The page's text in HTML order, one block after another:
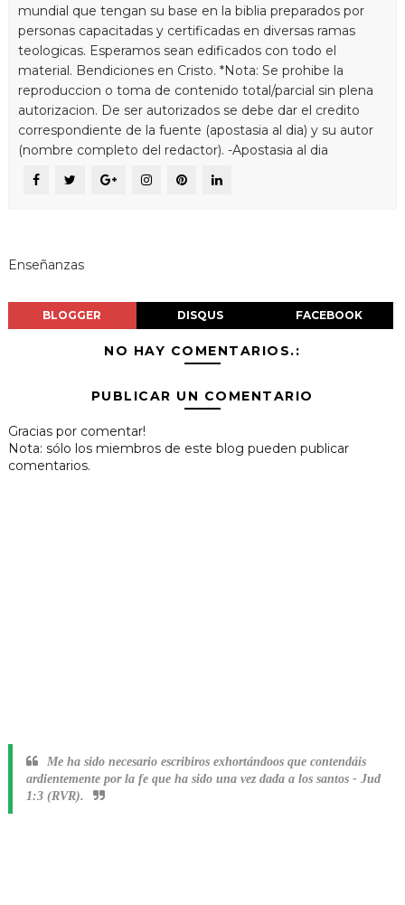
mundial que tengan su base en la biblia preparados por
personas capacitadas y certificadas en diversas ramas
teologicas. Esperamos sean edificados con todo el
material. Bendiciones en Cristo. *Nota: Se prohibe la
reproduccion o toma de contenido total/parcial sin plena
autorizacion. De ser autorizados se debe dar el credito
correspondiente de la fuente (apostasia al dia) y su autor
(nombre completo del redactor). -Apostasia al dia
Enseñanzas
BLOGGER DISQUS FACEBOOK
NO HAY COMENTARIOS.:
PUBLICAR UN COMENTARIO
Gracias por comentar!
Nota: sólo los miembros de este blog pueden publicar
comentarios.
Me ha sido necesario escribiros exhortándoos que contendáis
ardientemente por la fe que ha sido una vez dada a los santos - Jud
1:3 (RVR).